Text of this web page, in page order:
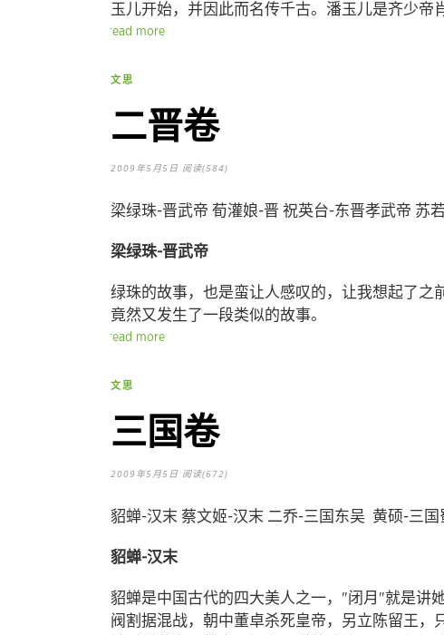
玉儿开始，并因此而名传千古。潘玉儿是齐少帝
read more
文思
二晋卷
2009年5月5日 阅读(584)
梁绿珠-晋武帝 荀灌娘-晋 祝英台-东晋孝武帝 苏
梁绿珠-晋武帝
绿珠的故事，也是蛮让人感叹的，让我想起了之
竟然又发生了一段类似的故事。
read more
文思
三国卷
2009年5月5日 阅读(672)
貂蝉-汉末 蔡文姬-汉末 二乔-三国东吴 黄硕-三国
貂蝉-汉末
貂蝉是中国古代的四大美人之一，"闭月"就是讲
阀割据混战，朝中董卓杀死皇帝，另立陈留王